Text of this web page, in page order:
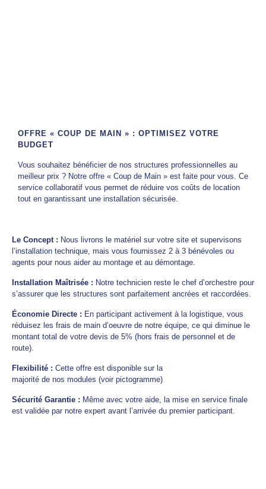
OFFRE « COUP DE MAIN » : OPTIMISEZ VOTRE
BUDGET
Vous souhaitez bénéficier de nos structures professionnelles au
meilleur prix ? Notre offre « Coup de Main » est faite pour vous. Ce
service collaboratif vous permet de réduire vos coûts de location
tout en garantissant une installation sécurisée.
Le Concept : Nous livrons le matériel sur votre site et supervisons
l’installation technique, mais vous fournissez 2 à 3 bénévoles ou
agents pour nous aider au montage et au démontage.
Installation Maîtrisée : Notre technicien reste le chef d’orchestre pour
s’assurer que les structures sont parfaitement ancrées et raccordées.
Économie Directe : En participant activement à la logistique, vous
réduisez les frais de main d’oeuvre de notre équipe, ce qui diminue le
montant total de votre devis de 5% (hors frais de personnel et de
route).
Flexibilité : Cette offre est disponible sur la
majorité de nos modules (voir pictogramme)
Sécurité Garantie : Même avec votre aide, la mise en service finale
est validée par notre expert avant l’arrivée du premier participant.